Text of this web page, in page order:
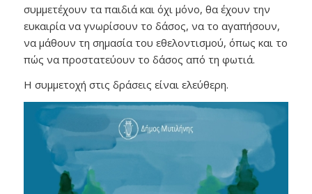
συμμετέχουν τα παιδιά και όχι μόνο, θα έχουν την
ευκαιρία να γνωρίσουν το δάσος, να το αγαπήσουν,
να μάθουν τη σημασία του εθελοντισμού, όπως και το
πώς να προστατεύουν το δάσος από τη φωτιά.
Η συμμετοχή στις δράσεις είναι ελεύθερη.